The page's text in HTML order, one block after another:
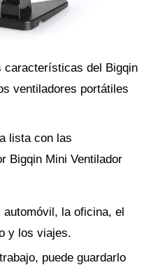
características del Bigqin
ventiladores portátiles
lista con las
Bigqin Mini Ventilador
automóvil, la oficina, el
y los viajes.
puede guardarlo